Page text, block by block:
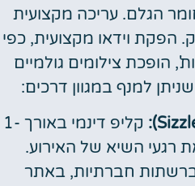
הגלם. עריכה מקצועית
הפקת וידאו מקצועית, כפי
הופכת צילומים גולמיים
למנף במגוון דרכים:
קליפ דינמי באורך 1-
רגעי השיא של האירוע.
חברתיות, באתר